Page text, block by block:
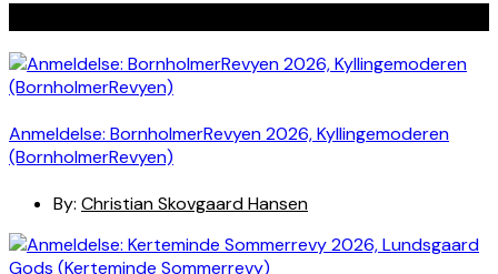
Anmeldelse: BornholmerRevyen 2026, Kyllingemoderen
(BornholmerRevyen)
By: Christian Skovgaard Hansen